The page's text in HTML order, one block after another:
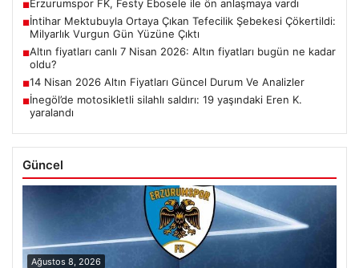
■Erzurumspor FK, Festy Ebosele ile ön anlaşmaya vardı
■İntihar Mektubuyla Ortaya Çıkan Tefecilik Şebekesi Çökertildi:
Milyarlık Vurgun Gün Yüzüne Çıktı
■Altın fiyatları canlı 7 Nisan 2026: Altın fiyatları bugün ne kadar
oldu?
■14 Nisan 2026 Altın Fiyatları Güncel Durum Ve Analizler
■İnegöl’de motosikletli silahlı saldırı: 19 yaşındaki Eren K.
yaralandı
Güncel
Ağustos 8, 2026